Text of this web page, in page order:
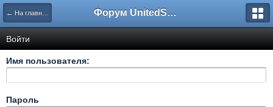
← На главную Форум UnitedSouth
Войти
Имя пользователя:
Пароль